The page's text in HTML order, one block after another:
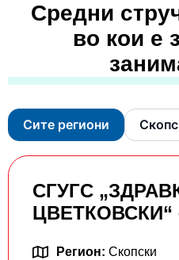
Средни
во кои е
Сите региони
СГУГС
ЦВЕТКОВСКИ“
Регион: Скопски